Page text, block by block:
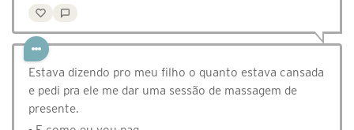
Estava dizendo pro meu filho o quanto estava cansada
e pedi pra ele me dar uma sessão de massagem de
presente.